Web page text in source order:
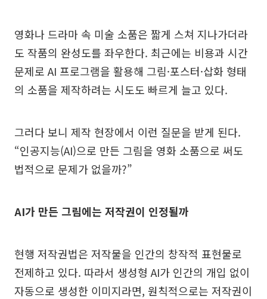
영화나 드라마 속 미술 소품은 짧게 스쳐 지나가더라
도 작품의 완성도를 좌우한다. 최근에는 비용과 시간
문제로 AI 프로그램을 활용해 그림·포스터·삽화 형태
의 소품을 제작하려는 시도도 빠르게 늘고 있다.
그러다 보니 제작 현장에서 이런 질문을 받게 된다.
“인공지능(AI)으로 만든 그림을 영화 소품으로 써도
법적으로 문제가 없을까?”
AI가 만든 그림에는 저작권이 인정될까
현행 저작권법은 저작물을 인간의 창작적 표현물로
전제하고 있다. 따라서 생성형 AI가 인간의 개입 없이
자동으로 생성한 이미지라면, 원칙적으로는 저작권이